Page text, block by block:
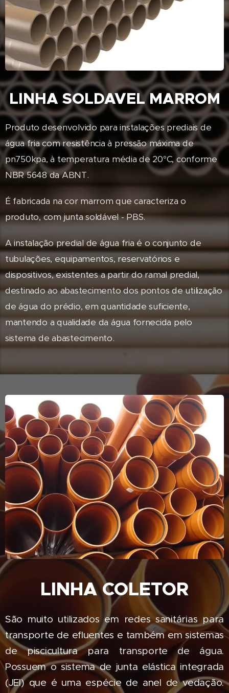
LINHA SOLDAVEL MARROM
Produto desenvolvido para instalações prediais de
água fria com resistência à pressão máxima de
pn750kpa, à temperatura média de 20°C, conforme
NBR 5648 da ABNT.
É fabricada na cor marrom que caracteriza o
produto, com junta soldável - PBS.
A instalação predial de água fria é o conjunto de
tubulações, equipamentos, reservatórios e
dispositivos, existentes a partir do ramal predial,
destinado ao abastecimento dos pontos de utilização
de água do prédio, em quantidade suficiente,
mantendo a qualidade da água fornecida pelo
sistema de abastecimento.
LINHA COLETOR
São muito utilizados em redes sanitárias para
transporte de efluentes e também em sistemas
de piscicultura para transporte de água.
Possuem o sistema de junta elástica integrada
(JEI) que é uma espécie de anel de vedação.